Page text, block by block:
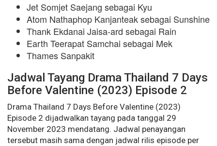
Jet Somjet Saejang sebagai Kyu
Atom Nathaphop Kanjanteak sebagai Sunshine
Thank Ekdanai Jaisa-ard sebagai Rain
Earth Teerapat Samchai sebagai Mek
Thames Sanpakit
Jadwal Tayang Drama Thailand 7 Days
Before Valentine (2023) Episode 2
Drama Thailand 7 Days Before Valentine (2023)
Episode 2 dijadwalkan tayang pada tanggal 29
November 2023 mendatang. Jadwal penayangan
tersebut masih sama dengan jadwal rilis episode per